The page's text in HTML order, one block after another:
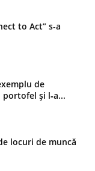
to Act” s-a
de
și l‑a...
locuri de muncă